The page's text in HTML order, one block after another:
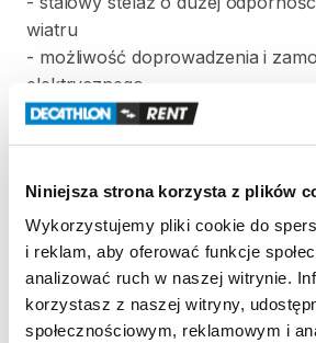
Niniejsza strona korzysta z plików
Wykorzystujemy pliki cookie do
i reklam, aby oferować funkcje
analizować ruch w naszej witrynie.
korzystasz z naszej witryny,
społecznościowym, reklamowym i
wiatru
- możliwość doprowadzenia i
elektrycznego
- stelaż podpinany do
- rozkładanie w około 20 minut
- wodooporny i niepalny materiał
- podklejane szwy
TECHNOLOGIE:
Materiał - Tropik: poliester taffeta